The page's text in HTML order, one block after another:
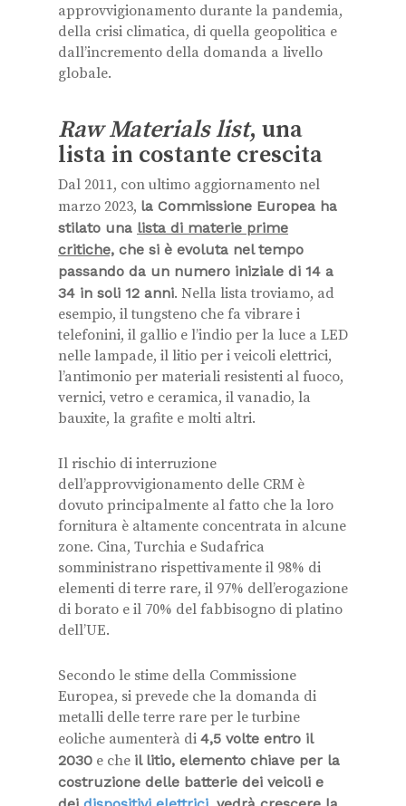
approvvigionamento durante la pandemia,
della crisi climatica, di quella geopolitica e
dall’incremento della domanda a livello
globale.
Raw Materials list, una
lista in costante crescita
Dal 2011, con ultimo aggiornamento nel
marzo 2023, la Commissione Europea ha
stilato una lista di materie prime
critiche, che si è evoluta nel tempo
passando da un numero iniziale di 14 a
34 in soli 12 anni. Nella lista troviamo, ad
esempio, il tungsteno che fa vibrare i
telefonini, il gallio e l’indio per la luce a LED
nelle lampade, il litio per i veicoli elettrici,
l’antimonio per materiali resistenti al fuoco,
vernici, vetro e ceramica, il vanadio, la
bauxite, la grafite e molti altri.
Il rischio di interruzione
dell’approvvigionamento delle CRM è
dovuto principalmente al fatto che la loro
fornitura è altamente concentrata in alcune
zone. Cina, Turchia e Sudafrica
somministrano rispettivamente il 98% di
elementi di terre rare, il 97% dell’erogazione
di borato e il 70% del fabbisogno di platino
dell’UE.
Secondo le stime della Commissione
Europea, si prevede che la domanda di
metalli delle terre rare per le turbine
eoliche aumenterà di 4,5 volte entro il
2030 e che il litio, elemento chiave per la
costruzione delle batterie dei veicoli e